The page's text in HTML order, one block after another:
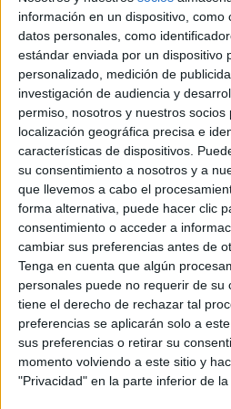
información en un dispositivo, como
datos personales, como
estándar enviada por un dispositivo
personalizado, medición de
investigación de audiencia y
permiso, nosotros y nuestros
localización geográfica precisa e
características de dispositivos.
su consentimiento a nosotros y a
que llevemos a cabo el
forma alternativa, puede hacer clic
consentimiento o acceder a
cambiar sus preferencias antes de
Tenga en cuenta que algún
personales puede no requerir de su
tiene el derecho de rechazar tal
preferencias se aplicarán solo a
sus preferencias o retirar su
momento volviendo a este sitio y
"Privacidad" en la parte inferior de
UNIVERSIDAD INTERNACIONAL
Privada)
Tipo: Máster
Pídeles
Máster Universitario en
Formación del
Secundaria Obligatoria,
Formación Profesional,
Idiomas y Enseñanzas
UNIVERSIDAD EUROPEA DE
Privada)
Tipo: Máster
Pídeles
Máster Universitario en